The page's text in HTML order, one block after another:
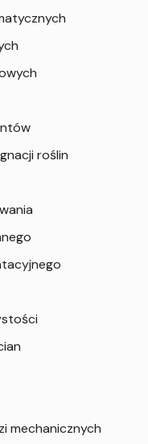
roślin
mechanicznych